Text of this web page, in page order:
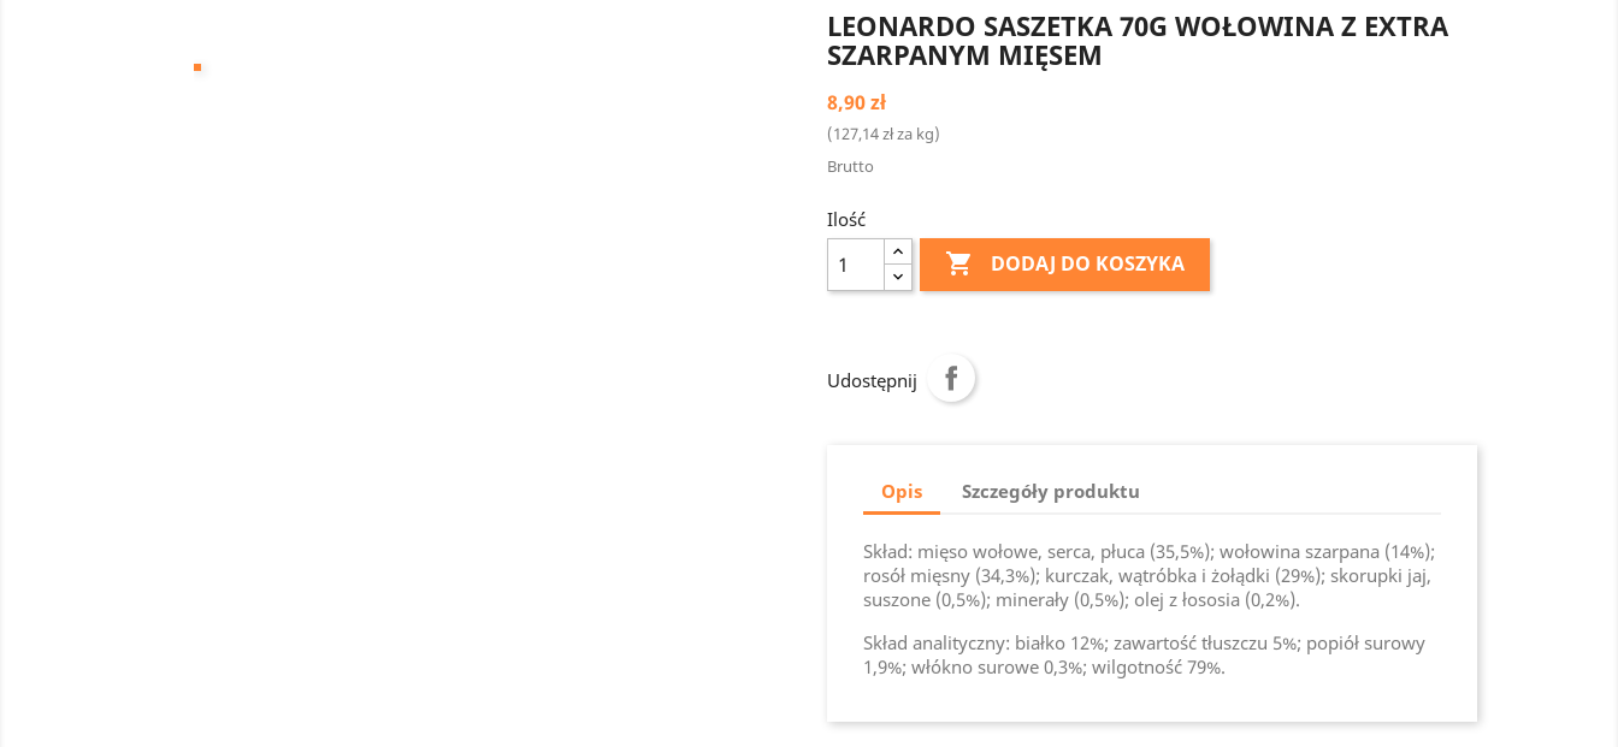
LEONARDO SASZETKA 70G WOŁOWINA Z EXTRA
SZARPANYM MIĘSEM
8,90 zł
(127,14 zł za kg)
Brutto
Ilość
 DODAJ DO KOSZYKA
Udostępnij
Opis Szczegóły produktu
Skład: mięso wołowe, serca, płuca (35,5%); wołowina szarpana (14%);
rosół mięsny (34,3%); kurczak, wątróbka i żołądki (29%); skorupki jaj,
suszone (0,5%); minerały (0,5%); olej z łososia (0,2%).
Skład analityczny: białko 12%; zawartość tłuszczu 5%; popiół surowy
1,9%; włókno surowe 0,3%; wilgotność 79%.